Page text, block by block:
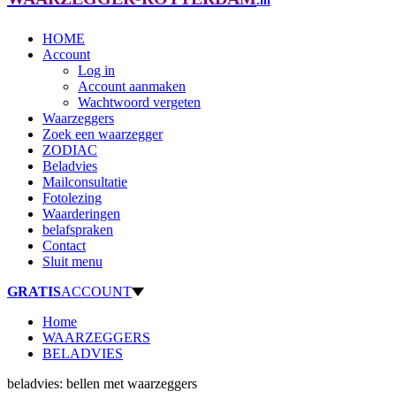
HOME
Account
Log in
Account aanmaken
Wachtwoord vergeten
Waarzeggers
Zoek een waarzegger
ZODIAC
Beladvies
Mailconsultatie
Fotolezing
Waarderingen
belafspraken
Contact
Sluit menu
GRATISACCOUNT
Home
WAARZEGGERS
BELADVIES
beladvies: bellen met waarzeggers